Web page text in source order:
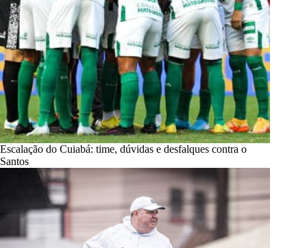
Escalação do Cuiabá: time, dúvidas e desfalques contra o
Santos